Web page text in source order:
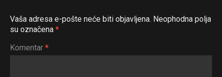
Vaša adresa e-pošte neće biti objavljena. Neophodna polja
su označena *
Komentar *